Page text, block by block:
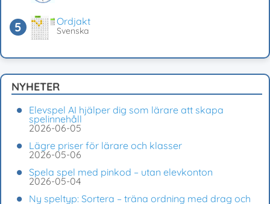
Ordjakt
Svenska
NYHETER
Elevspel AI hjälper dig som lärare att skapa
spelinnehåll
2026-06-05
Lägre priser för lärare och klasser
2026-05-06
Spela spel med pinkod – utan elevkonton
2026-05-04
Ny speltyp: Sortera – träna ordning med drag och